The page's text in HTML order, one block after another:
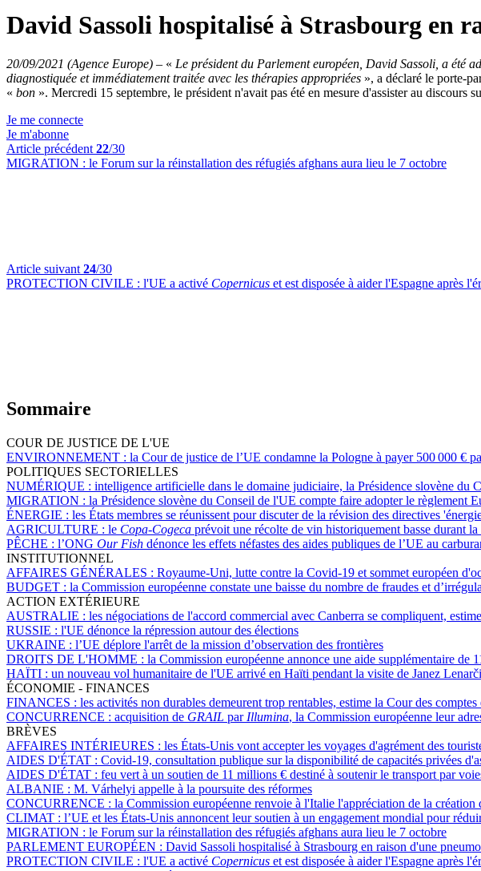
David Sassoli hospitalisé à Strasbourg en
20/09/2021 (Agence Europe) – « Le président du Parlement européen, David Sassoli, a été
diagnostiquée et immédiatement traitée avec les thérapies appropriées », a déclaré le porte-
« bon ». Mercredi 15 septembre, le président n'avait pas été en mesure d'assister au
Je me connecte
Je m'abonne
Article précédent 22/30
MIGRATION : le Forum sur la réinstallation des réfugiés afghans aura lieu le 7 octobre
Article suivant 24/30
PROTECTION CIVILE : l'UE a activé Copernicus et est disposée à aider l'Espagne après
Sommaire
COUR DE JUSTICE DE L'UE
ENVIRONNEMENT : la Cour de justice de l’UE condamne la Pologne à payer 500 000 €
POLITIQUES SECTORIELLES
NUMÉRIQUE : intelligence artificielle dans le domaine judiciaire, la Présidence slovène du
MIGRATION : la Présidence slovène du Conseil de l'UE compte faire adopter le règlement
ÉNERGIE : les États membres se réunissent pour discuter de la révision des directives
AGRICULTURE : le Copa-Cogeca prévoit une récolte de vin historiquement basse durant
PÊCHE : l’ONG Our Fish dénonce les effets néfastes des aides publiques de l’UE au
INSTITUTIONNEL
AFFAIRES GÉNÉRALES : Royaume-Uni, lutte contre la Covid-19 et sommet européen
BUDGET : la Commission européenne constate une baisse du nombre de fraudes et
ACTION EXTÉRIEURE
AUSTRALIE : les négociations de l'accord commercial avec Canberra se compliquent,
RUSSIE : l'UE dénonce la répression autour des élections
UKRAINE : l’UE déplore l'arrêt de la mission d’observation des frontières
DROITS DE L'HOMME : la Commission européenne annonce une aide supplémentaire de
HAÏTI : un nouveau vol humanitaire de l'UE arrivé en Haïti pendant la visite de Janez
ÉCONOMIE - FINANCES
FINANCES : les activités non durables demeurent trop rentables, estime la Cour des comptes
CONCURRENCE : acquisition de GRAIL par Illumina, la Commission européenne leur
BRÈVES
AFFAIRES INTÉRIEURES : les États-Unis vont accepter les voyages d'agrément des
AIDES D'ÉTAT : Covid-19, consultation publique sur la disponibilité de capacités privées
AIDES D'ÉTAT : feu vert à un soutien de 11 millions € destiné à soutenir le transport par
ALBANIE : M. Várhelyi appelle à la poursuite des réformes
CONCURRENCE : la Commission européenne renvoie à l'Italie l'appréciation de la création
CLIMAT : l’UE et les États-Unis annoncent leur soutien à un engagement mondial pour
MIGRATION : le Forum sur la réinstallation des réfugiés afghans aura lieu le 7 octobre
PARLEMENT EUROPÉEN : David Sassoli hospitalisé à Strasbourg en raison d'une
PROTECTION CIVILE : l'UE a activé Copernicus et est disposée à aider l'Espagne après